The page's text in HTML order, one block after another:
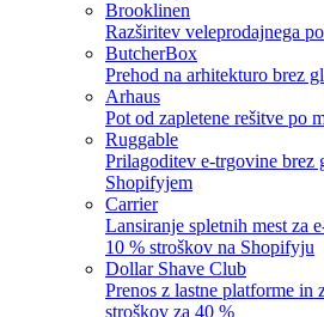
Brooklinen
Razširitev veleprodajnega
ButcherBox
Prehod na arhitekturo brez
Arhaus
Pot od zapletene rešitve po
Ruggable
Prilagoditev e-trgovine brez
Shopifyjem
Carrier
Lansiranje spletnih mest za
10 % stroškov na Shopifyju
Dollar Shave Club
Prenos z lastne platforme in
stroškov za 40 %